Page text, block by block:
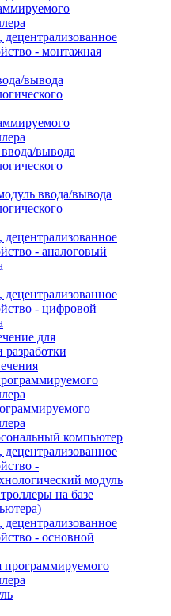
- монтажная
вывода
вывода
ввода/вывода
- аналоговый
- цифровой
для
компьютер
-
модуль
на базе
- основной
программируемого